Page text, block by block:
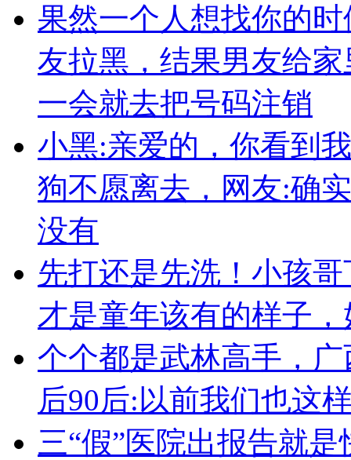
果然一个人想找你的
友拉黑，结果男友给
一会就去把号码注销
小黑:亲爱的，你看到
狗不愿离去，网友:确
没有
先打还是先洗！小孩
才是童年该有的样子
个个都是武林高手，
后90后:以前我们也这
三“假”医院出报告就